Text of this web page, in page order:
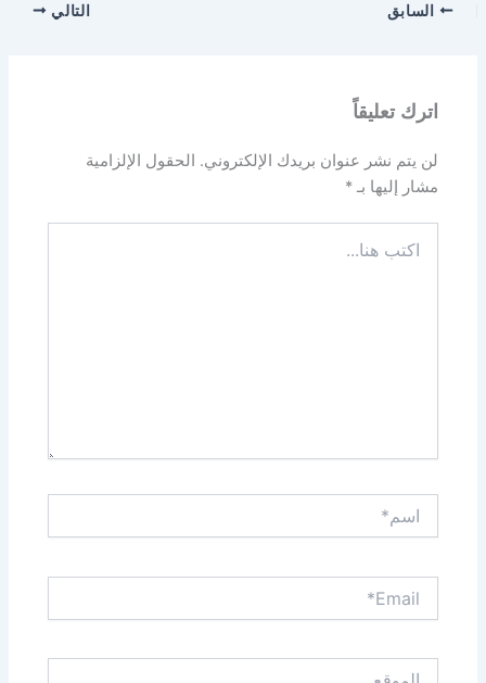
السابق التالي
اترك تعليقاً
لن يتم نشر عنوان بريدك الإلكتروني. الحقول الإلزامية
مشار إليها بـ*
هنا...